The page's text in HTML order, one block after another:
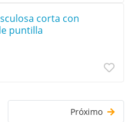
corta con
puntilla
Próximo